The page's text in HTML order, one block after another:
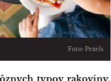
Foto: Pexels